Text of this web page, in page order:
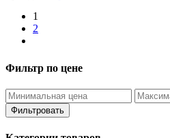
1
2
Фильтр по цене
Фильтровать